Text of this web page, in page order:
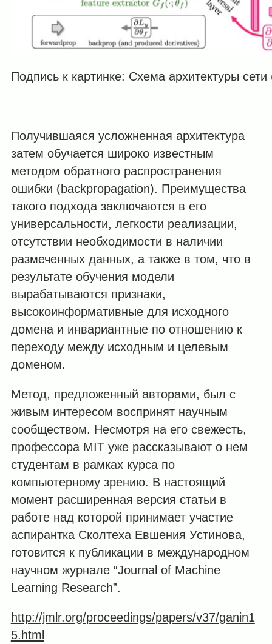
Подпись к картинке: Схема архитектуры
Получившаяся усложненная архитектура
затем обучается широко известным
методом обратного распространения
ошибки (backpropagation). Преимущества
такого подхода заключаются в его
универсальности, легкости реализации,
отсутствии необходимости в наличии
размеченных данных, а также в том, что в
результате обучения модели
вырабатываются признаки,
высокоинформативные для исходного
домена и инвариантные по отношению к
переходу между исходным и целевым
доменом.
Метод, предложенный авторами, был с
живым интересом воспринят научным
сообществом. Несмотря на его свежесть,
профессора MIT уже рассказывают о нем
студентам в рамках курса по
компьютерному зрению. В настоящий
момент расширенная версия статьи в
работе над которой принимает участие
аспирантка Сколтеха Евшения Устинова,
готовится к публикации в международном
научном журнале “Journal of Machine
Learning Research”.
http://jmlr.org/proceedings/papers/v37/ganin1
5.html